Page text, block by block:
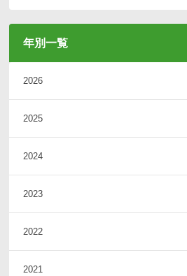
年別一覧
2026
2025
2024
2023
2022
2021